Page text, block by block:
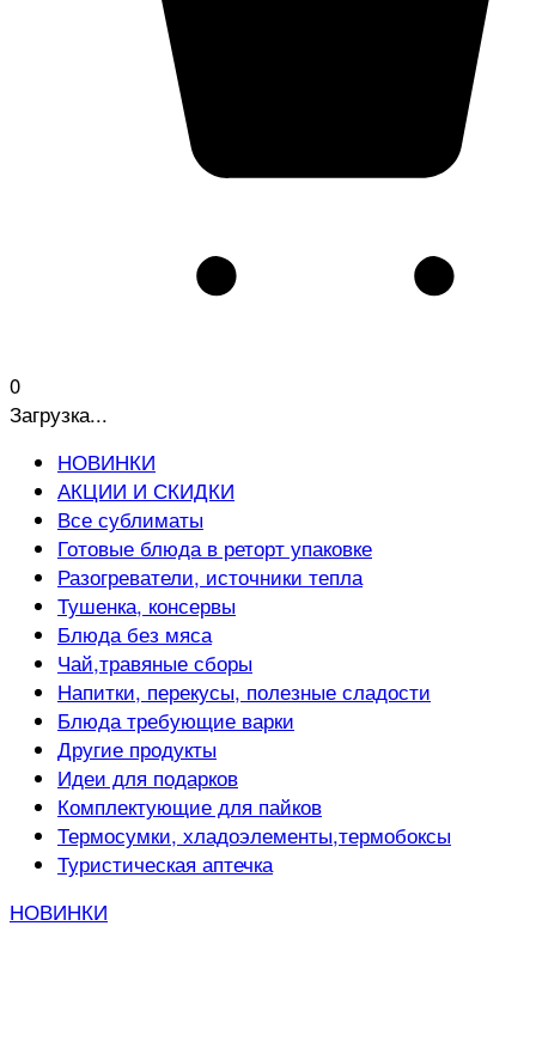
0
Загрузка...
НОВИНКИ
АКЦИИ И СКИДКИ
Все сублиматы
Готовые блюда в реторт упаковке
Разогреватели, источники тепла
Тушенка, консервы
Блюда без мяса
Чай,травяные сборы
Напитки, перекусы, полезные сладости
Блюда требующие варки
Другие продукты
Идеи для подарков
Комплектующие для пайков
Термосумки, хладоэлементы,термобоксы
Туристическая аптечка
НОВИНКИ